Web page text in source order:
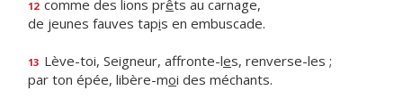
12 comme des lions prêts au carnage,
de jeunes fauves tapis en embuscade.
13 Lève-toi, Seigneur, affronte-les, renverse-les ;
par ton épée, libère-moi des méchants.